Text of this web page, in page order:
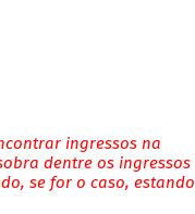
ingressos na
dentre os ingressos
se for o caso, estando